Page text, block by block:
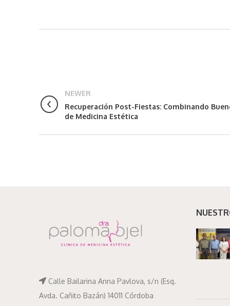
NEWER
Recuperación Post-Fiestas: Combinando
de Medicina Estética
Calle Bailarina Anna Pavlova, s/n (Esq.
Avda. Cañito Bazán) 14011 Córdoba